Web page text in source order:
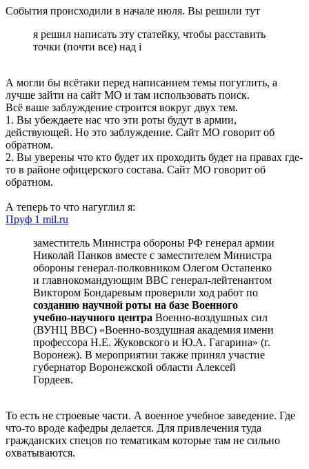
События происходили в начале июля. Вы решили тут
я решил написать эту статейку, чтобы расставить
точки (почти все) над i
А могли бы всётаки перед написанием темы погуглить, а
лучше зайти на сайт МО и там использовать поиск.
Всё ваше заблуждение строится вокруг двух тем.
1. Вы убеждаете нас что эти роты будут в армии,
действующей. Но это заблуждение. Сайт МО говорит об
обратном.
2. Вы уверены что кто будет их проходить будет на правах где-
то в районе офицерского состава. Сайт МО говорит об
обратном.
А теперь то что нагуглил я:
Пруф 1 mil.ru
заместитель Министра обороны РФ генерал армии
Николай Панков вместе с заместителем Министра
обороны генерал-полковником Олегом Остапенко
и главнокомандующим ВВС генерал-лейтенантом
Виктором Бондаревым проверили ход работ по
созданию научной роты на базе Военного
учебно-научного центра Военно-воздушных сил
(ВУНЦ ВВС) «Военно-воздушная академия имени
профессора Н.Е. Жуковского и Ю.А. Гагарина» (г.
Воронеж). В мероприятии также принял участие
губернатор Воронежской области Алексей
Гордеев.
То есть не строевые части. А военное учебное заведение. Где
что-то вроде кафедры делается. Для привлечения туда
гражданских спецов по тематикам которые там не сильно
охватываются.